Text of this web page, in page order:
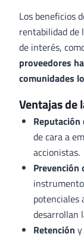
Los beneficios
rentabilidad de
de interés,
proveedores
comunidades
Ventajas de
de cara a
accionistas.
Prevención
potenciales
desarrollan
Retención y